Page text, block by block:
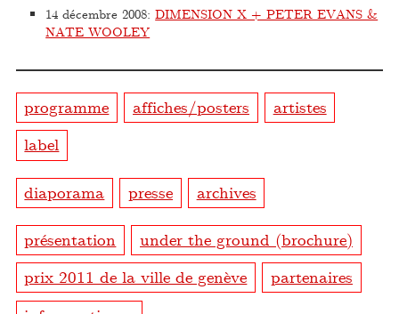
14 décembre 2008:DIMENSION X + PETER EVANS &
NATE WOOLEY
programme affiches/posters
artistes
label
diaporama presse archives
présentation
under the ground (brochure)
prix 2011 de la ville de genève
partenaires